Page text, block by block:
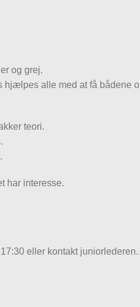
og grej.
alle med at få bådene
teori.
har interesse.
eller kontakt juniorlederen.